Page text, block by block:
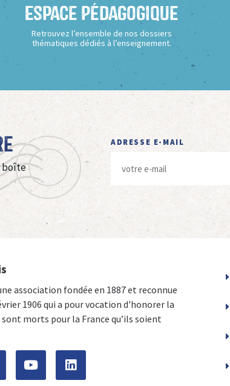
Espace Pédagogique
Retrouvez l’ensemble de nos dossiers
thématiques dédiés à l’enseignement.
boîte
ADRESSE E-MAIL
association fondée en 1887 et reconnue
1906 qui a pour vocation d'honorer la
morts pour la France qu’ils soient